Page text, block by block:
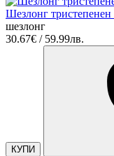
Шезлонг тристепенен
шезлонг
30.67€ / 59.99лв.
КУПИ